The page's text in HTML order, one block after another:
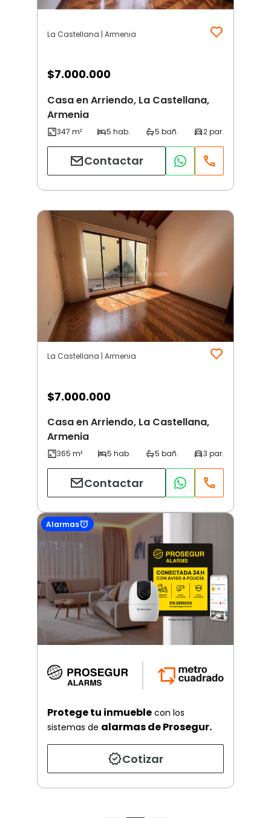
La Castellana | Armenia
$7.000.000
Casa en Arriendo, La Castellana,
Armenia
Contactar
La Castellana | Armenia
$7.000.000
Casa en Arriendo, La Castellana,
Armenia
Contactar
Alarmas
Protege tu inmueble con los
sistemas de alarmas de Prosegur.
Cotizar